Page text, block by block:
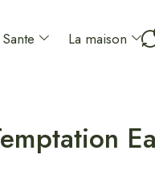
Sante La maison